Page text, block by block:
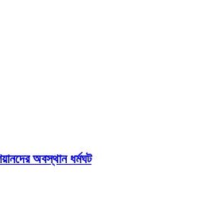
অবস্থান ধর্মঘট